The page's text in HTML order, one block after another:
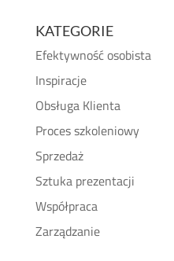
KATEGORIE
Efektywność osobista
Inspiracje
Obsługa Klienta
Proces szkoleniowy
Sprzedaż
Sztuka prezentacji
Współpraca
Zarządzanie